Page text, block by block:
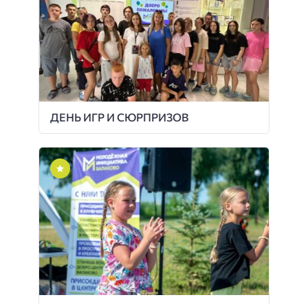
ДЕНЬ ИГР И СЮРПРИЗОВ